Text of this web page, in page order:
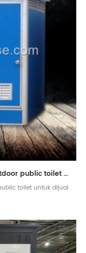
eps sandwich panel portable outdoor public toilet untuk dijual
toilet untuk dijual